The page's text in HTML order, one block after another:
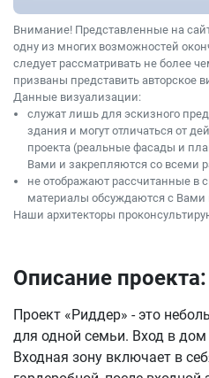
Внимание! Представленные на
одну из многих возможностей
следует рассматривать не более
призваны представить авторское
Данные визуализации:
служат лишь для эскизного
здания и могут отличаться от
проекта (реальные фасады и
Вами и закрепляются со всеми
не отображают рассчитанные в
материалы обсуждаются с Вами
Наши архитекторы
Описание проекта:
Проект «Риддер» - это
для одной семьи. Вход в
Входная зону включает в